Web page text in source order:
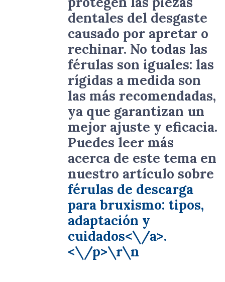
dentales del desgaste
causado por apretar o
rechinar. No todas las
férulas son iguales: las
rígidas a medida son
las más recomendadas,
ya que garantizan un
mejor ajuste y eficacia.
Puedes leer más
acerca de este tema en
nuestro artículo sobre
férulas de descarga
para bruxismo: tipos,
adaptación y
cuidados<\/a>.
<\/p>\r\n